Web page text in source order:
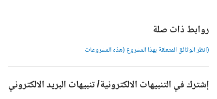
روابط ذات صلة
(انظر الوثائق المتعلقة بهذا المشروع (هذه المشروعات
إشترك في التنبيهات الالكترونية/ تنبيهات البريد الالكتروني